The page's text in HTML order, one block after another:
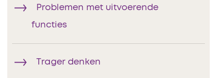
Problemen met uitvoerende
functies
Trager denken